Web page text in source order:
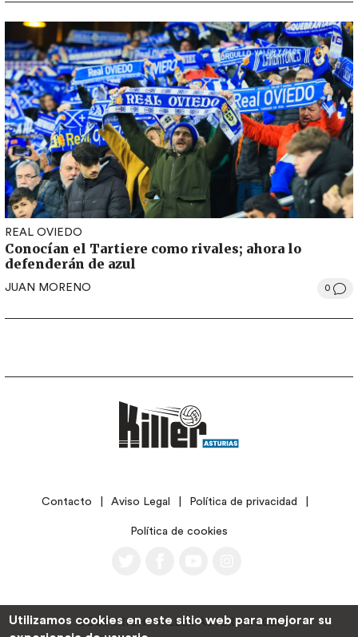
REAL OVIEDO
Conocían el Tartiere como rivales; ahora lo
defenderán de azul
JUAN MORENO 0
LEGALContacto Aviso Legal Política de privacidad
Política de cookies
©COPYRIGHT KILLER ASTURIAS 2026
Utilizamos cookies en este sitio web para mejorar su